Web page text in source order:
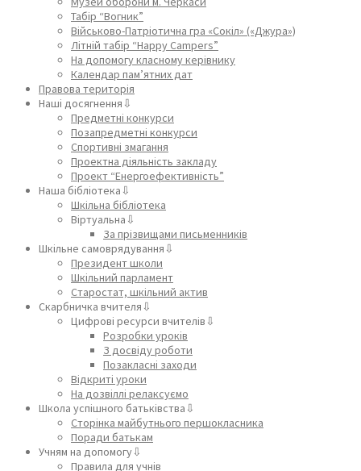
Табір “Вогник”
Військово-Патріотична гра «Сокіл» («Джура»)
Літній табір “Happy Campers”
На допомогу класному керівнику
Календар пам’ятних дат
Правова територія
Наші досягнення⇩
Предметні конкурси
Позапредметні конкурси
Спортивні змагання
Проектна діяльність закладу
Проект “Енергоефективність”
Наша бібліотека⇩
Шкільна бібліотека
Віртуальна⇩
За прізвищами письменників
Шкільне самоврядування⇩
Президент школи
Шкільний парламент
Старостат, шкільний актив
Скарбничка вчителя⇩
Цифрові ресурси вчителів⇩
Розробки уроків
З досвіду роботи
Позакласні заходи
Відкриті уроки
На дозвіллі релаксуємо
Школа успішного батьківства⇩
Сторінка майбутнього першокласника
Поради батькам
Учням на допомогу⇩
Правила для учнів